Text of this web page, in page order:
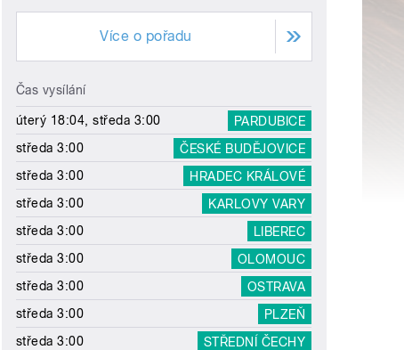
Více o pořadu
Čas vysílání
úterý 18:04, středa 3:00
PARDUBICE
středa 3:00
ČESKÉ BUDĚJOVICE
středa 3:00
HRADEC KRÁLOVÉ
středa 3:00
KARLOVY VARY
středa 3:00
LIBEREC
středa 3:00
OLOMOUC
středa 3:00
OSTRAVA
středa 3:00
PLZEŇ
středa 3:00
STŘEDNÍ ČECHY